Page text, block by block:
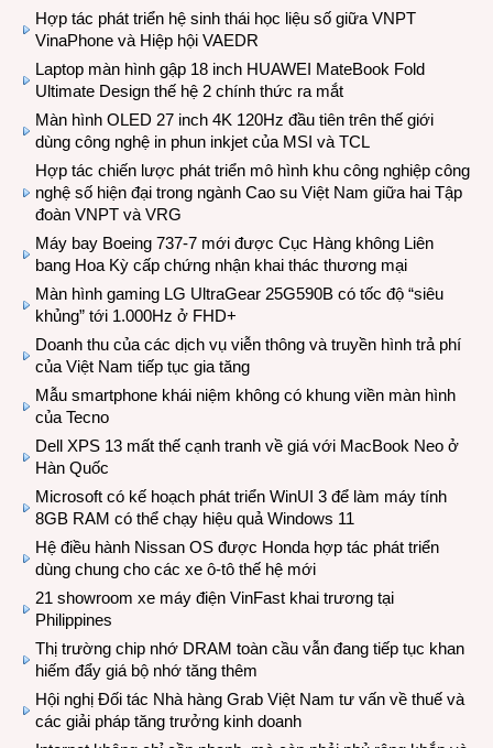
Hợp tác phát triển hệ sinh thái học liệu số giữa VNPT
VinaPhone và Hiệp hội VAEDR
Laptop màn hình gập 18 inch HUAWEI MateBook Fold
Ultimate Design thế hệ 2 chính thức ra mắt
Màn hình OLED 27 inch 4K 120Hz đầu tiên trên thế giới
dùng công nghệ in phun inkjet của MSI và TCL
Hợp tác chiến lược phát triển mô hình khu công nghiệp công
nghệ số hiện đại trong ngành Cao su Việt Nam giữa hai Tập
đoàn VNPT và VRG
Máy bay Boeing 737-7 mới được Cục Hàng không Liên
bang Hoa Kỳ cấp chứng nhận khai thác thương mại
Màn hình gaming LG UltraGear 25G590B có tốc độ “siêu
khủng” tới 1.000Hz ở FHD+
Doanh thu của các dịch vụ viễn thông và truyền hình trả phí
của Việt Nam tiếp tục gia tăng
Mẫu smartphone khái niệm không có khung viền màn hình
của Tecno
Dell XPS 13 mất thế cạnh tranh về giá với MacBook Neo ở
Hàn Quốc
Microsoft có kế hoạch phát triển WinUI 3 để làm máy tính
8GB RAM có thể chạy hiệu quả Windows 11
Hệ điều hành Nissan OS được Honda hợp tác phát triển
dùng chung cho các xe ô-tô thế hệ mới
21 showroom xe máy điện VinFast khai trương tại
Philippines
Thị trường chip nhớ DRAM toàn cầu vẫn đang tiếp tục khan
hiếm đẩy giá bộ nhớ tăng thêm
Hội nghị Đối tác Nhà hàng Grab Việt Nam tư vấn về thuế và
các giải pháp tăng trưởng kinh doanh